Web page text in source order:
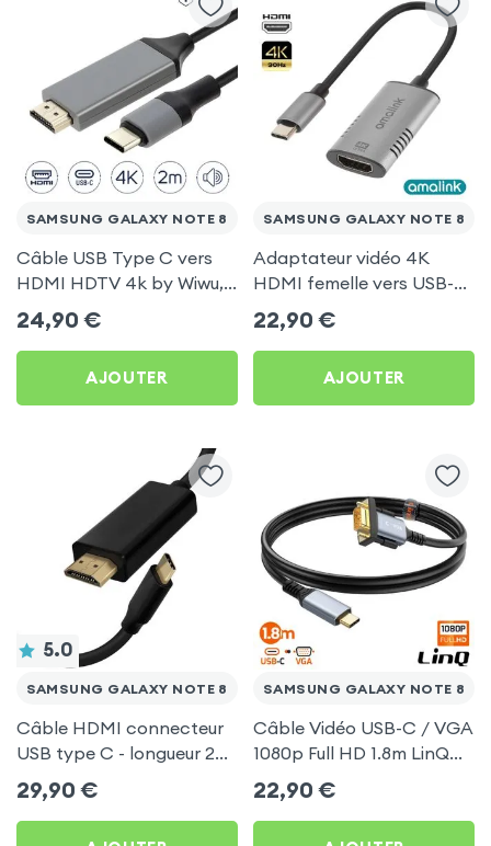
SAMSUNG GALAXY NOTE 8
Câble USB Type C vers
HDMI HDTV 4k by Wiwu,
2 mètres - Noir pour
Samsung Galaxy Note 8
24,90 €
AJOUTER
SAMSUNG GALAXY NOTE 8
Adaptateur vidéo 4K
HDMI femelle vers USB-C
mâle pour Samsung
Galaxy Note 8
22,90 €
AJOUTER
5.0
SAMSUNG GALAXY NOTE 8
Câble HDMI connecteur
USB type C - longueur 2
mètres pour Samsung
Galaxy Note 8
29,90 €
SAMSUNG GALAXY NOTE 8
Câble Vidéo USB-C / VGA
1080p Full HD 1.8m LinQ
pour Samsung Galaxy
Note 8
22,90 €